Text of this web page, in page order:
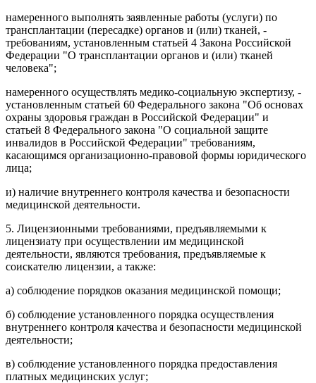
намеренного выполнять заявленные работы (услуги) по
трансплантации (пересадке) органов и (или) тканей, -
требованиям, установленным статьей 4 Закона Российской
Федерации "О трансплантации органов и (или) тканей
человека";
намеренного осуществлять медико-социальную экспертизу, -
установленным статьей 60 Федерального закона "Об основах
охраны здоровья граждан в Российской Федерации" и
статьей 8 Федерального закона "О социальной защите
инвалидов в Российской Федерации" требованиям,
касающимся организационно-правовой формы юридического
лица;
и) наличие внутреннего контроля качества и безопасности
медицинской деятельности.
5. Лицензионными требованиями, предъявляемыми к
лицензиату при осуществлении им медицинской
деятельности, являются требования, предъявляемые к
соискателю лицензии, а также:
а) соблюдение порядков оказания медицинской помощи;
б) соблюдение установленного порядка осуществления
внутреннего контроля качества и безопасности медицинской
деятельности;
в) соблюдение установленного порядка предоставления
платных медицинских услуг;